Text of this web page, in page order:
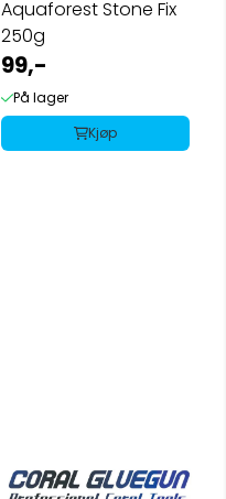
Aquaforest Stone Fix
250g
99,-
På lager
Kjøp